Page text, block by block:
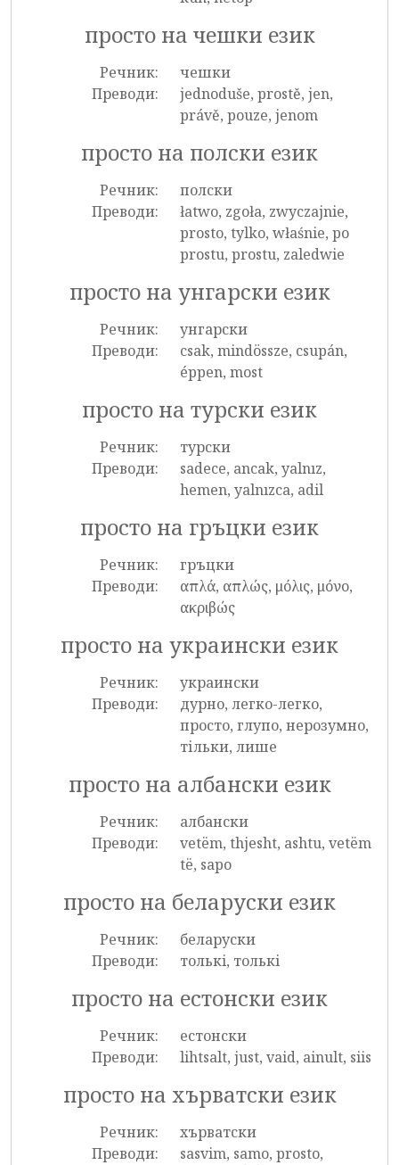
просто на чешки език
Речник:
чешки
Преводи:
jednoduše, prostě, jen,
právě, pouze, jenom
просто на полски език
Речник:
полски
Преводи:
łatwo, zgoła, zwyczajnie,
prosto, tylko, właśnie, po
prostu, prostu, zaledwie
просто на унгарски език
Речник:
унгарски
Преводи:
csak, mindössze, csupán,
éppen, most
просто на турски език
Речник:
турски
Преводи:
sadece, ancak, yalnız,
hemen, yalnızca, adil
просто на гръцки език
Речник:
гръцки
Преводи:
απλά, απλώς, μόλις, μόνο,
ακριβώς
просто на украински език
Речник:
украински
Преводи:
дурно, легко-легко,
просто, глупо, нерозумно,
тільки, лише
просто на албански език
Речник:
албански
Преводи:
vetëm, thjesht, ashtu, vetëm
të, sapo
просто на беларуски език
Речник:
беларуски
Преводи:
толькi, толькі
просто на естонски език
Речник:
естонски
Преводи:
lihtsalt, just, vaid, ainult, siis
просто на хърватски език
Речник:
хърватски
Преводи:
sasvim, samo, prosto,